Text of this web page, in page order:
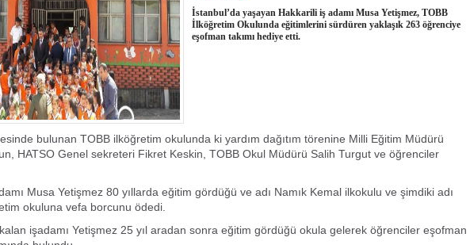
17:27 - Hakkari'de yaz ortasında kış manzarası
19:22 - Cennet-Cehennem Vadisi'nde tarihi güreş finali
19:19- CHP Hakkari ve 26 il başkanını görevden aldı
19:17- Cennet Cehennem Vadisi'nde şampiyonluk mücadelesi start aldı
19:13- Bakan Yardımcısı Çelik, Aşiret Lideri Keskin'i ziyaret etti
19:10- Hakkari'de 503 kilogram Esrar ele geçirildi
19:08- Bakan Yardımcısı Ali Çelik Hakkari’de sevgi seli
İstanbul’da yaşayan Hakkarili iş adamı Musa Yetişmez, TOBB
İlköğretim Okulunda eğitimlerini sürdüren yaklaşık 263 öğrenciye
eşofman takımı hediye etti.
bulunan TOBB ilköğretim okulunda ki yardım dağıtım törenine Milli Eğitim Müdürü
HATSO Genel sekreteri Fikret Keskin, TOBB Okul Müdürü Salih Turgut ve öğrenciler
Musa Yetişmez 80 yıllarda eğitim gördüğü ve adı Namık Kemal ilkokulu ve şimdiki adı
okuluna vefa borcunu ödedi.
işadamı Yetişmez 25 yıl aradan sonra eğitim gördüğü okula gelerek öğrenciler eşofman